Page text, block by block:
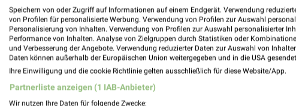
PENNY Uettingen
Speichern von oder Zugriff auf Informationen auf einem Endgerät. Verwendung
von Profilen für personalisierte Werbung. Verwendung von Profilen zur Auswahl
Personalisierung von Inhalten. Verwendung von Profilen zur Auswahl personalisierter
Performance von Inhalten. Analyse von Zielgruppen durch Statistiken oder
und Verbesserung der Angebote. Verwendung reduzierter Daten zur Auswahl von
Daten können außerhalb der Europäischen Union weitergegeben und in die USA
Ihre Einwilligung und die cookie Richtlinie gelten ausschließlich für diese Website/App.
Partnerliste anzeigen (1 IAB-Anbieter)
Wir nutzen Ihre Daten für folgende Zwecke: